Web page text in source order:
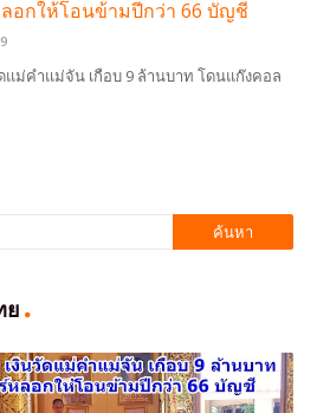
อกให้โอนข้ามปีกว่า 66 บัญชี
ม่คำแม่จัน เกือบ 9 ล้านบาท โดนแก๊งคอล
ย